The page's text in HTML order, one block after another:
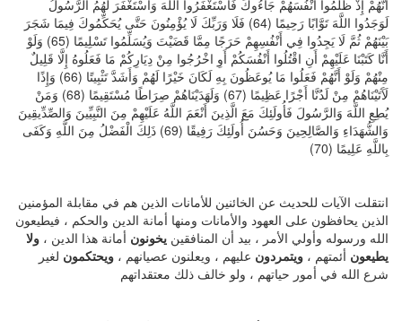
أَنَّهُمْ إِذْ ظَلَمُوا أَنْفُسَهُمْ جَاءُوكَ فَاسْتَغْفَرُوا اللَّهَ وَاسْتَغْفَرَ لَهُمُ الرَّسُولُ
لَوَجَدُوا اللَّهَ تَوَّابًا رَحِيمًا (64) فَلَا وَرَبِّكَ لَا يُؤْمِنُونَ حَتَّى يُحَكِّمُوكَ فِيمَا شَجَرَ
بَيْنَهُمْ ثُمَّ لَا يَجِدُوا فِي أَنْفُسِهِمْ حَرَجًا مِمَّا قَضَيْتَ وَيُسَلِّمُوا تَسْلِيمًا (65) وَلَوْ
أَنَّا كَتَبْنَا عَلَيْهِمْ أَنِ اقْتُلُوا أَنْفُسَكُمْ أَوِ اخْرُجُوا مِنْ دِيَارِكُمْ مَا فَعَلُوهُ إِلَّا قَلِيلٌ
مِنْهُمْ وَلَوْ أَنَّهُمْ فَعَلُوا مَا يُوعَظُونَ بِهِ لَكَانَ خَيْرًا لَهُمْ وَأَشَدَّ تَثْبِيتًا (66) وَإِذًا
لَآَتَيْنَاهُمْ مِنْ لَدُنَّا أَجْرًا عَظِيمًا (67) وَلَهَدَيْنَاهُمْ صِرَاطًا مُسْتَقِيمًا (68) وَمَنْ
يُطِعِ اللَّهَ وَالرَّسُولَ فَأُولَئِكَ مَعَ الَّذِينَ أَنْعَمَ اللَّهُ عَلَيْهِمْ مِنَ النَّبِيِّينَ وَالصِّدِّيقِينَ
وَالشُّهَدَاءِ وَالصَّالِحِينَ وَحَسُنَ أُولَئِكَ رَفِيقًا (69) ذَلِكَ الْفَضْلُ مِنَ اللَّهِ وَكَفَى
بِاللَّهِ عَلِيمًا (70)
انتقلت الآيات للحديث عن الخائنين للأمانات الذين هم في مقابلة المؤمنين
الذين يحافظون على العهود والأمانات ومنها أمانة الدين والحكم ، فيطيعون
الله ورسوله وأولي الأمر ، بيد أن المنافقين يخونون أمانة هذا الدين ، ولا
يطيعون أئمتهم ، ويتمردون عليهم ، ويعلنون عصيانهم ، ويحتكمون لغير
شرع الله في أمور حياتهم ، ولو خالف ذلك معتقداتهم